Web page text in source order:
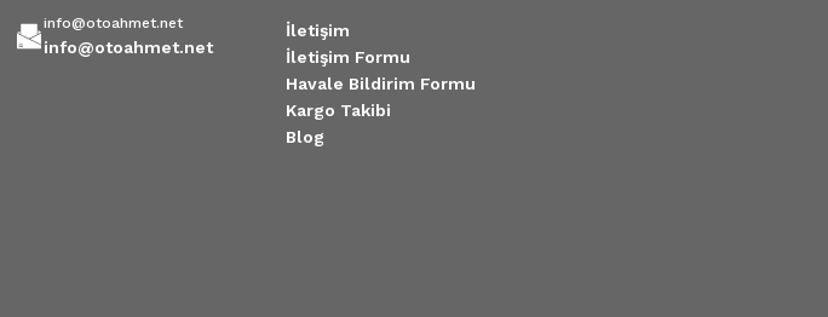
info@otoahmet.net
info@otoahmet.net
İletişim
İletişim Formu
Havale Bildirim Formu
Kargo Takibi
Blog